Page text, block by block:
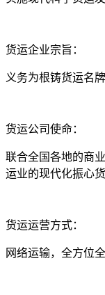
货运企业宗旨：
义务为根铸货运名
货运公司使命：
联合全国各地的商
运业的现代化振心货
货运运营方式：
网络运输，全方位